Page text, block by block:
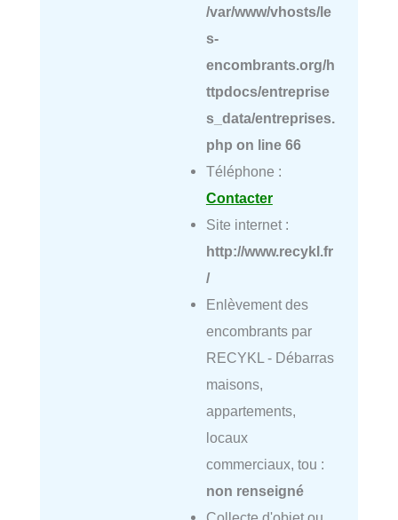
/var/www/vhosts/le
s-
encombrants.org/h
ttpdocs/entreprise
s_data/entreprises.
php on line 66
Téléphone :
Contacter
Site internet :
http://www.recykl.fr
/
Enlèvement des
encombrants par
RECYKL - Débarras
maisons,
appartements,
locaux
commerciaux, tou :
non renseigné